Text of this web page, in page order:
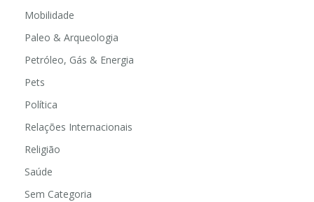
Mobilidade
Paleo & Arqueologia
Petróleo, Gás & Energia
Pets
Política
Relações Internacionais
Religião
Saúde
Sem Categoria